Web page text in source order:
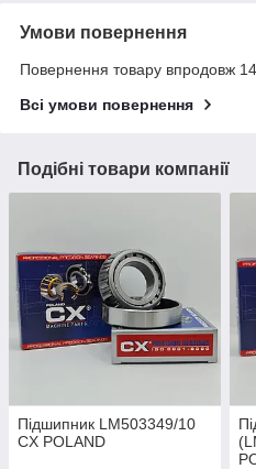
Умови повернення
Повернення товару впродовж
Всі умови повернення
Подібні товари компанії
Підшипник LM503349/10
CX POLAND